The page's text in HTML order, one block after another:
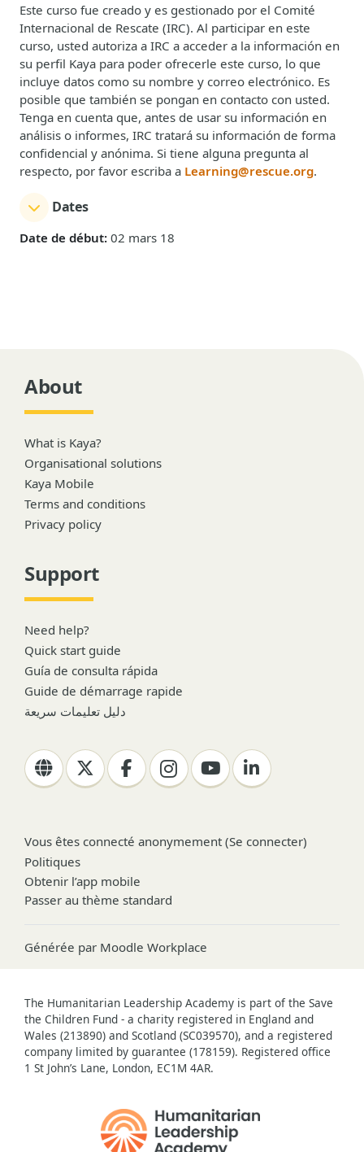
Este curso fue creado y es gestionado por el Comité
Internacional de Rescate (IRC). Al participar en este
curso, usted autoriza a IRC a acceder a la información en
su perfil Kaya para poder ofrecerle este curso, lo que
incluye datos como su nombre y correo electrónico. Es
posible que también se pongan en contacto con usted.
Tenga en cuenta que, antes de usar su información en
análisis o informes, IRC tratará su información de forma
confidencial y anónima. Si tiene alguna pregunta al
respecto, por favor escriba a Learning@rescue.org.
Dates
Date de début: 02 mars 18
About
What is Kaya?
Organisational solutions
Kaya Mobile
Terms and conditions
Privacy policy
Support
Need help?
Quick start guide
Guía de consulta rápida
Guide de démarrage rapide
دليل تعليمات سريعة
Vous êtes connecté anonymement (Se connecter)
Politiques
Obtenir l’app mobile
Passer au thème standard
Générée par Moodle Workplace
The Humanitarian Leadership Academy is part of the Save
the Children Fund - a charity registered in England and
Wales (213890) and Scotland (SC039570), and a registered
company limited by guarantee (178159). Registered office
1 St John’s Lane, London, EC1M 4AR.